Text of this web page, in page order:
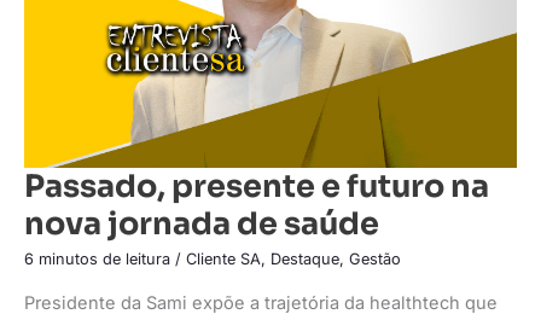
Passado, presente e futuro na
nova jornada de saúde
6 minutos de leitura / Cliente SA, Destaque, Gestão
Presidente da Sami expõe a trajetória da healthtech que